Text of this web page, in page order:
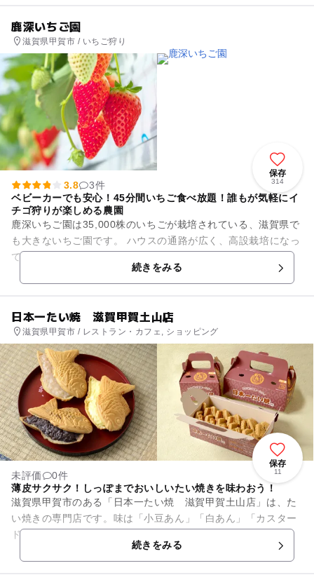
鹿深いちご園
滋賀県甲賀市 / いちご狩り
保存
314
3.8
3件
ベビーカーでも安心！45分間いちご食べ放題！誰もが気軽にイ
チゴ狩りが楽しめる農園
鹿深いちご園は35,000株のいちごが栽培されている、滋賀県で
も大きないちご園です。 ハウスの通路が広く、高設栽培になっ
ているので車椅子やベビーカーでも楽しむことができ、1月か
続きをみる
日本一たい焼 滋賀甲賀土山店
滋賀県甲賀市 / レストラン・カフェ, ショッピング
保存
11
未評価
0件
薄皮サクサク！しっぽまでおいしいたい焼きを味わおう！
滋賀県甲賀市のある「日本一たい焼 滋賀甲賀土山店」は、た
い焼きの専門店です。味は「小豆あん」「白あん」「カスター
ド」の3種類。薄皮サクサクで、しっぽまであんこしっかり詰
まったおいしいたい焼きを家...続きをみる